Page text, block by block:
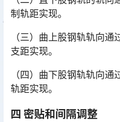
制轨距实现。
（三）曲上股钢轨轨向
支距实现。
（四）曲下股钢轨轨向
轨距实现。
四 密贴和间隔调整